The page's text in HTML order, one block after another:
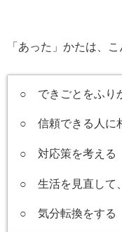
「あった」かたは、
○ できごとをふり
○ 信頼できる人に
○ 対応策を考える
○ 生活を見直して
○ 気分転換をする